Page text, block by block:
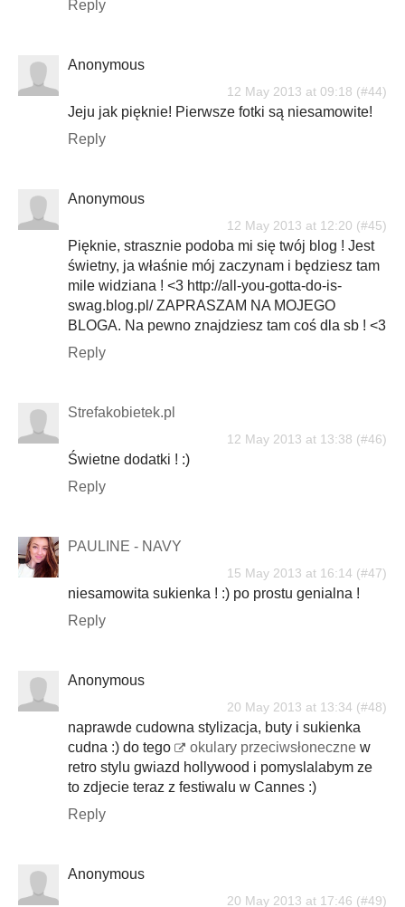
Reply
Anonymous
12 May 2013 at 09:18
Jeju jak pięknie! Pierwsze fotki są niesamowite!
Reply
Anonymous
12 May 2013 at 12:20
Pięknie, strasznie podoba mi się twój blog ! Jest
świetny, ja właśnie mój zaczynam i będziesz tam
mile widziana ! <3 http://all-you-gotta-do-is-
swag.blog.pl/ ZAPRASZAM NA MOJEGO
BLOGA. Na pewno znajdziesz tam coś dla sb ! <3
Reply
Strefakobietek.pl
12 May 2013 at 13:38
Świetne dodatki ! :)
Reply
PAULINE - NAVY
15 May 2013 at 16:14
niesamowita sukienka ! :) po prostu genialna !
Reply
Anonymous
20 May 2013 at 13:34
naprawde cudowna stylizacja, buty i sukienka
cudna :) do tego
okulary przeciwsłoneczne w
retro stylu gwiazd hollywood i pomyslalabym ze
to zdjecie teraz z festiwalu w Cannes :)
Reply
Anonymous
20 May 2013 at 17:46